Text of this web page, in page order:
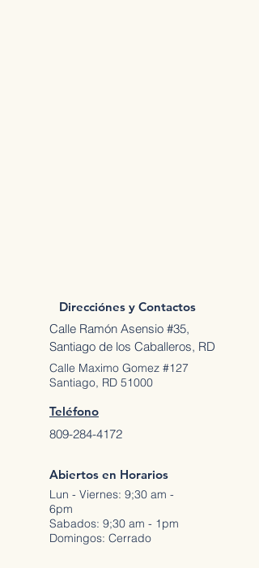
Direcciónes y Contactos
Calle Ramón Asensio #35,
Santiago de los Caballeros, RD
Calle Maximo Gomez #127
Santiago, RD 51000
Teléfono
809-284-4172
Abiertos en Horarios
Lun - Viernes: 9;30 am -
6pm
Sabados: 9;30 am - 1pm
Domingos: Cerrado